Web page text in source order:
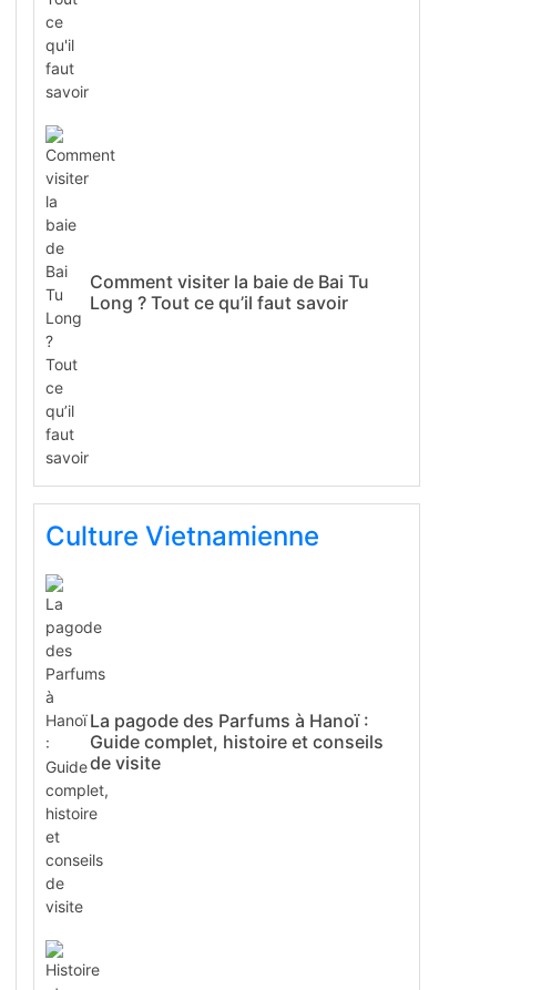
Comment visiter la baie de Bai Tu
Long ? Tout ce qu’il faut savoir
Culture Vietnamienne
La pagode des Parfums à Hanoï :
Guide complet, histoire et conseils
de visite